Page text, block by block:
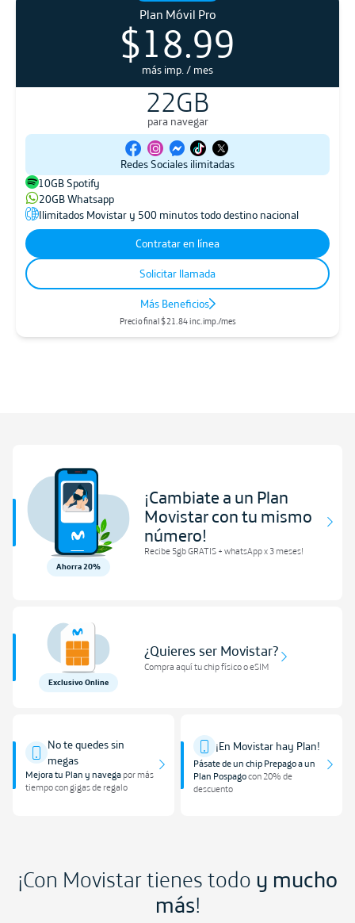
Plan Móvil Pro
$18.99
más imp. / mes
22GB
para navegar
Redes Sociales ilimitadas
10GB Spotify
20GB Whatsapp
Ilimitados Movistar y 500 minutos todo destino nacional
Contratar en línea
Solicitar llamada
Más Beneficios
Precio final $21.84inc.imp./mes
más imp. / mes
He leído y entiendo la Política de
Privacidad
y
Cookies
de OTECEL S.A.
Regresar
Al dar click al botón, autorizo que Movistar o sus aliados registrados me contacten
Ahorra 20%
¡Cambiate a un Plan
Movistar con tu mismo
número!
Recibe 5gb GRATIS + whatsApp x 3 meses!
Exclusivo Online
¿Quieres ser Movistar?
Compra aquí tu chip físico o eSIM
No te quedes sin
megas
Mejora tu Plan y navega por más
tiempo con gigas de regalo
¡En Movistar hay Plan!
Pásate de un chip Prepago a un
Plan Pospagocon 20% de
descuento
¡Con Movistar tienes todo y mucho
más!